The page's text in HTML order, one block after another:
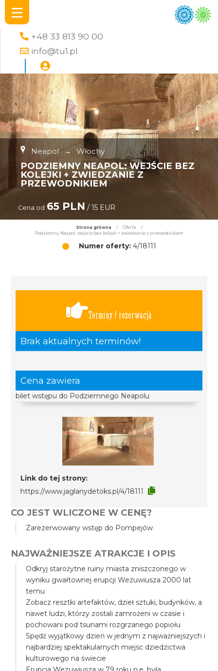
+48 33 813 90 00
info@tu1.pl
Neapol → Włochy
PODZIEMNY NEAPOL: WEJŚCIE BEZ
KOLEJKI + ZWIEDZANIE Z
PRZEWODNIKIEM
Cena od 65 PLN / 15 EUR
Strona główna / Oferta
/
Podziemny Neapol: wejście bez kolejki + zwiedzanie z przewodnikiem
Numer oferty:4/18111
Terminy / rezerwacja
Brak aktualnych terminów!
Cena zawiera
bilet wstępu do Podziemnego Neapolu
Link do tej strony:
https://www.jaglanydetoks.pl/4/18111
CO JEST WLICZONE W CENĘ?
Zarezerwowany wstęp do Pompejów
NAJWAŻNIEJSZE ATRAKCJE I OPIS
Odkryj starożytne ruiny miasta zniszczonego w
wyniku gwałtownej erupcji Wezuwiusza 2000 lat
temu
Zobacz resztki artefaktów, dzieł sztuki, budynków, a
nawet ludzi, którzy zostali zamrożeni w czasie i
pochowani pod tsunami rozgrzanego popiołu
Spędź wyjątkowy dzień w jednym z najważniejszych i
najbardziej spektakularnych miejsc dziedzictwa
kulturowego na świecie